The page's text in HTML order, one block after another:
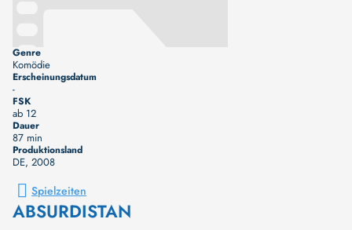
Genre
Komödie
Erscheinungsdatum
-
FSK
ab 12
Dauer
87 min
Produktionsland
DE, 2008
Spielzeiten
ABSURDISTAN